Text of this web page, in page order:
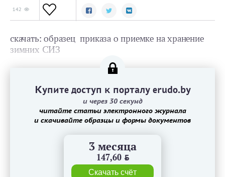
142
скачать: образец приказа о приемке на хранение
зимних СИЗ
Купите доступ к порталу erudo.by
и через 30 секунд
читайте статьи электронного журнала
и скачивайте образцы и формы документов
3 месяца
147,60 BYN
Скачать счёт